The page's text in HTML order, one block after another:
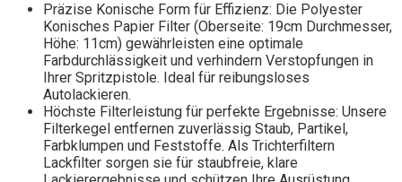
Präzise Konische Form für Effizienz: Die Polyester
Konisches Papier Filter (Oberseite: 19cm Durchmesser,
Höhe: 11cm) gewährleisten eine optimale
Farbdurchlässigkeit und verhindern Verstopfungen in
Ihrer Spritzpistole. Ideal für reibungsloses
Autolackieren.
Höchste Filterleistung für perfekte Ergebnisse: Unsere
Filterkegel entfernen zuverlässig Staub, Partikel,
Farbklumpen und Feststoffe. Als Trichterfiltern
Lackfilter sorgen sie für staubfreie, klare